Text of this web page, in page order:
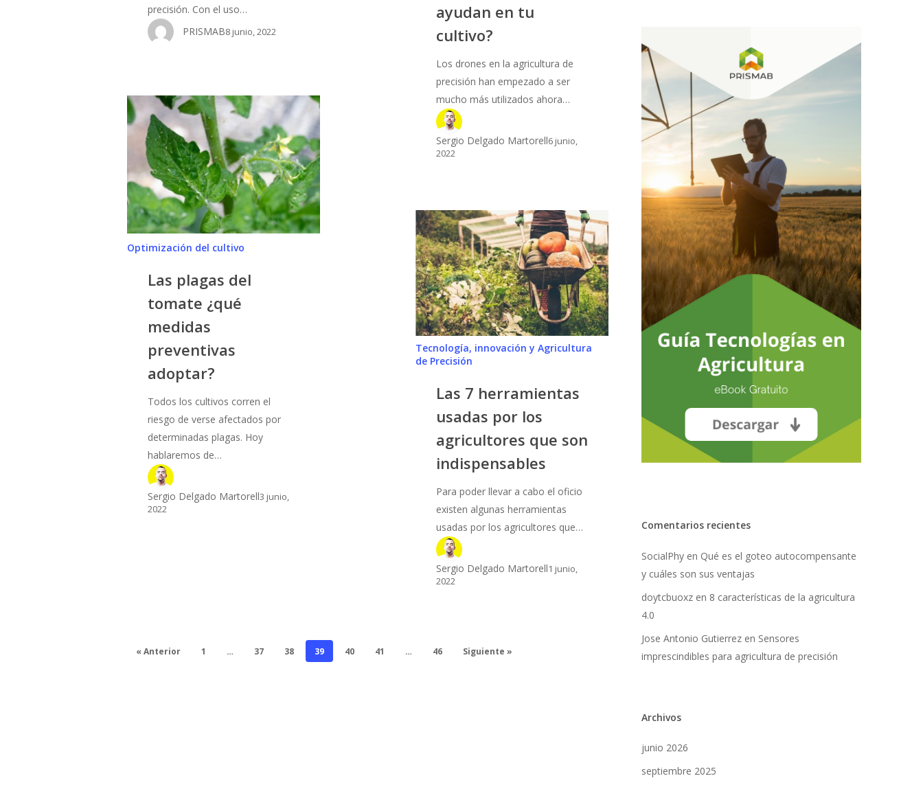
No hay productos en el carrito.
Go To Shop
precisión. Con el uso…
PRISMAB8 junio, 2022
ayudan en tu
cultivo?
Los drones en la agricultura de
precisión han empezado a ser
mucho más utilizados ahora…
Sergio Delgado Martorell6 junio,
2022
Las
plagas
del
tomate
¿qué
medidas
preventivas
adoptar?
Optimización del cultivo
Las plagas del
tomate ¿qué
medidas
preventivas
adoptar?
Todos los cultivos corren el
riesgo de verse afectados por
determinadas plagas. Hoy
hablaremos de…
Sergio Delgado Martorell3 junio,
2022
Las
7
herramientas
usadas
por
los
agricultores
que
son
Tecnología, innovación y Agricultura
de Precisión
Las 7 herramientas
usadas por los
agricultores que son
indispensables
Para poder llevar a cabo el oficio
existen algunas herramientas
usadas por los agricultores que…
Sergio Delgado Martorell1 junio,
2022
« Anterior 1 … 37 38 39 40 41 … 46 Siguiente »
Comentarios recientes
SocialPhyen Qué es el goteo autocompensante
y cuáles son sus ventajas
doytcbuoxzen 8 características de la agricultura
4.0
Jose Antonio Gutierrezen Sensores
imprescindibles para agricultura de precisión
Archivos
junio 2026
septiembre 2025